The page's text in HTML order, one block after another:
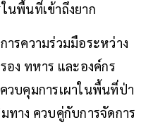
นพื้นที่เข้าถึงยาก
รความร่วมมือระหว่าง
อง ทหาร และองค์กร
วบคุมการเผาในพื้นที่ป่า
าง ควบคู่กับการจัดการ